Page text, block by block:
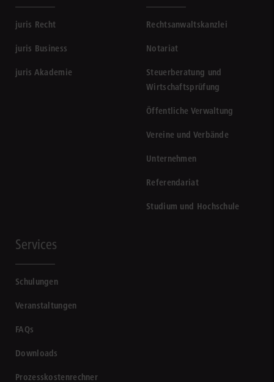
juris Recht
juris Business
juris Akademie
Rechtsanwaltskanzlei
Notariat
Steuerberatung und
Wirtschaftsprüfung
Öffentliche Verwaltung
Vereine und Verbände
Unternehmen
Referendariat
Studium und Hochschule
Services
Schulungen
Veranstaltungen
FAQs
Downloads
Prozesskostenrechner